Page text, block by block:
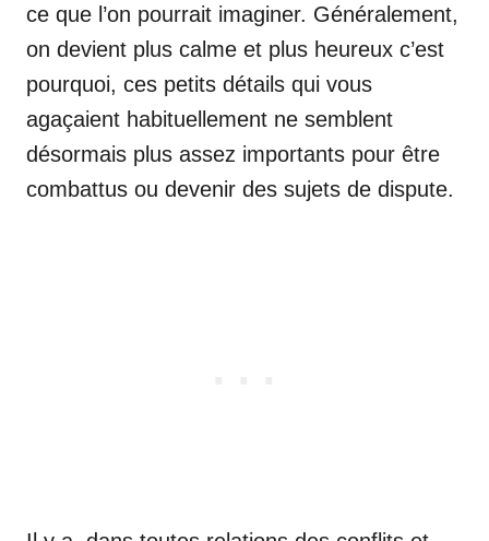
ce que l’on pourrait imaginer. Généralement,
on devient plus calme et plus heureux c’est
pourquoi, ces petits détails qui vous
agaçaient habituellement ne semblent
désormais plus assez importants pour être
combattus ou devenir des sujets de dispute.